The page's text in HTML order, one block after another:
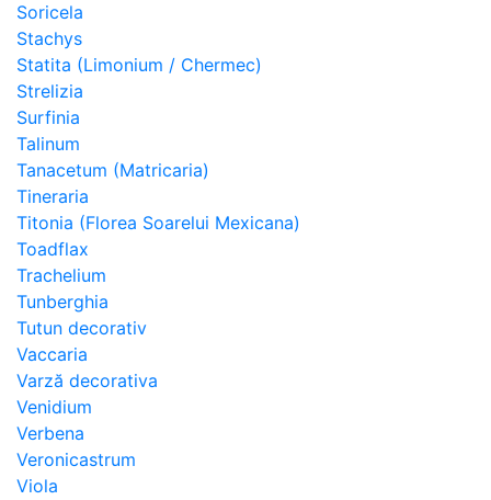
Soricela
Stachys
Statita (Limonium / Chermec)
Strelizia
Surfinia
Talinum
Tanacetum (Matricaria)
Tineraria
Titonia (Florea Soarelui Mexicana)
Toadflax
Trachelium
Tunberghia
Tutun decorativ
Vaccaria
Varză decorativa
Venidium
Verbena
Veronicastrum
Viola